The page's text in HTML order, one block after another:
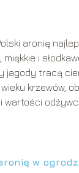
aronię
i
jagody tracą
krzewów,
wartości
w